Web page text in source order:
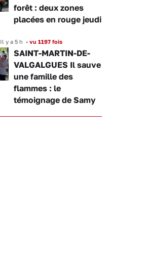
forêt : deux zones
placées en rouge jeudi
Il y a 5 h • vu 1197 fois
SAINT-MARTIN-DE-
VALGALGUES Il sauve
une famille des
flammes : le
témoignage de Samy